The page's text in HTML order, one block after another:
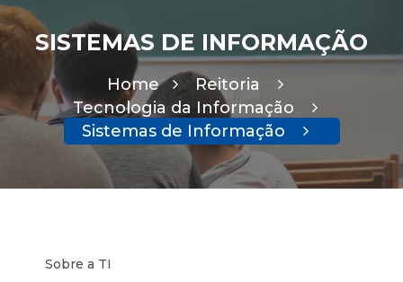
SISTEMAS DE INFORMAÇÃO
Home
Reitoria
Tecnologia da Informação
Sistemas de Informação
Sobre a TI